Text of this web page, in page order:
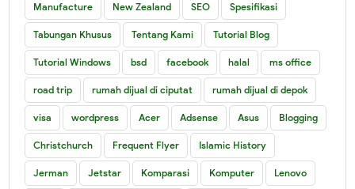
Manufacture New Zealand SEO Spesifikasi
Tabungan Khusus Tentang Kami Tutorial Blog
Tutorial Windows bsd facebook halal ms office
road trip rumah dijual di ciputat rumah dijual di depok
visa wordpress Acer Adsense Asus Blogging
Christchurch Frequent Flyer Islamic History
Jerman Jetstar Komparasi Komputer Lenovo